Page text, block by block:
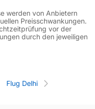
werden von Anbietern
Preisschwankungen.
vor der
durch den jeweiligen
Flug Delhi